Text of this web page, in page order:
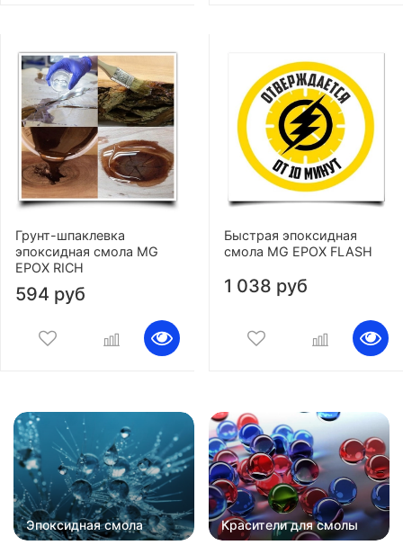
Грунт-шпаклевка
эпоксидная смола MG
EPOX RICH
594 руб
Быстрая эпоксидная
смола MG EPOX FLASH
1 038 руб
Эпоксидная смола Красители для смолы